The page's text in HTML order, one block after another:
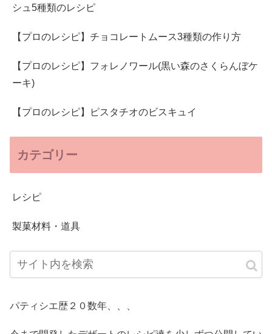
シュ5種類のレシピ
【プロのレシピ】チョコレートムース3種類の作り方
【プロのレシピ】フォレノワール(黒い森のさくらんぼケ
ーキ)
【プロのレシピ】ピスタチオのビスキュイ
カテゴリー
レシピ
製菓材料・道具
パティシエ歴２０数年、、、